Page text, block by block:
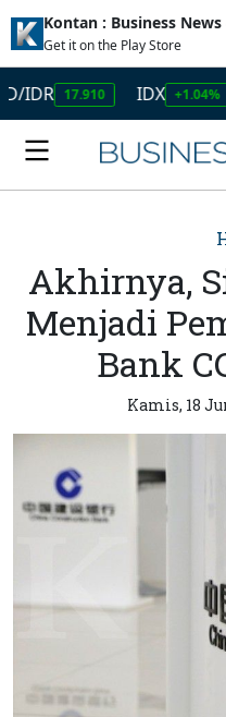
Kontan : Business
Get it on the Play Store
17.910 IDX +1.04%
Akhirnya,
Menjadi
Bank
Kamis, 18